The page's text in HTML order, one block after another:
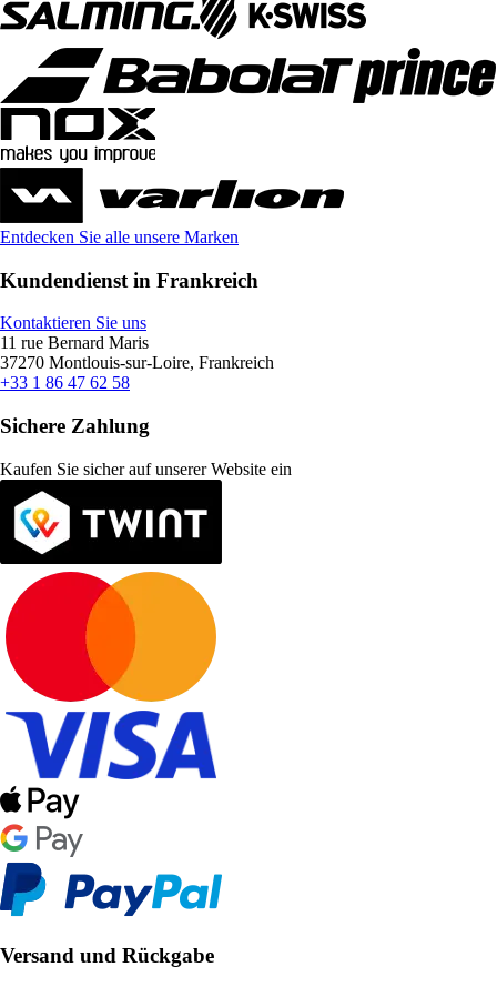
Entdecken Sie alle unsere Marken
Kundendienst in Frankreich
Kontaktieren Sie uns
11 rue Bernard Maris
37270 Montlouis-sur-Loire, Frankreich
+33 1 86 47 62 58
Sichere Zahlung
Kaufen Sie sicher auf unserer Website ein
Versand und Rückgabe